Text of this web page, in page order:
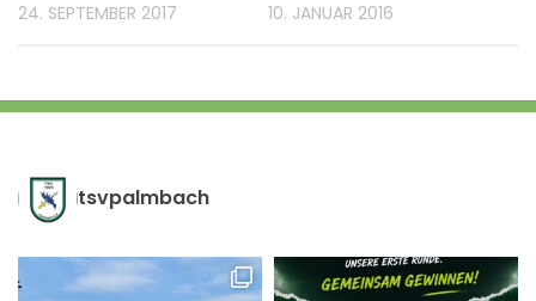
24. SEPTEMBER 2017 10. JANUAR 2016
tsvpalmbach